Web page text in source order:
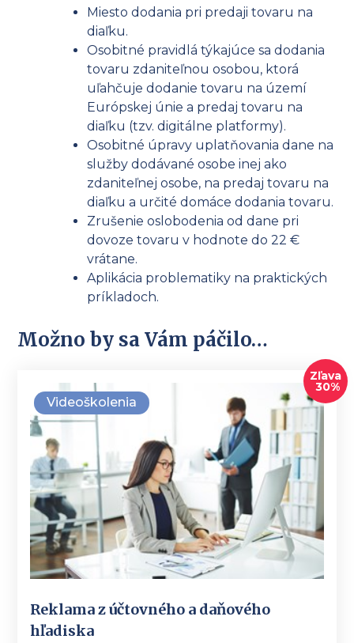
Miesto dodania pri predaji tovaru na
diaľku.
Osobitné pravidlá týkajúce sa dodania
tovaru zdaniteľnou osobou, ktorá
uľahčuje dodanie tovaru na území
Európskej únie a predaj tovaru na
diaľku (tzv. digitálne platformy).
Osobitné úpravy uplatňovania dane na
služby dodávané osobe inej ako
zdaniteľnej osobe, na predaj tovaru na
diaľku a určité domáce dodania tovaru.
Zrušenie oslobodenia od dane pri
dovoze tovaru v hodnote do 22 €
vrátane.
Aplikácia problematiky na praktických
príkladoch.
Možno by sa Vám páčilo…
Videoškolenia
Zľava
30%
Reklama z účtovného a daňového
hľadiska